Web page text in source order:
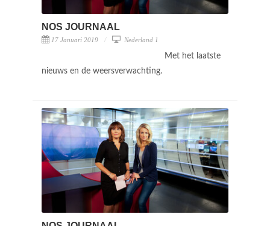
NOS JOURNAAL
17 Januari 2019 Nederland 1
Met het laatste
nieuws en de weersverwachting.